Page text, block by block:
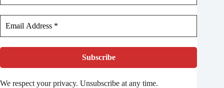
We respect your privacy. Unsubscribe at any time.